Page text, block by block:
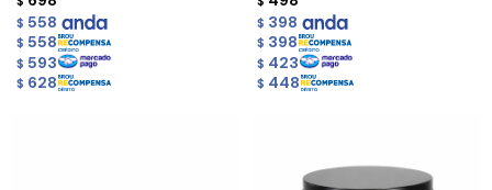
$ 558
$ 558
$ 593
$ 628
$ 398
$ 398
$ 423
$ 448